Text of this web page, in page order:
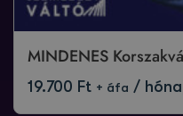
MINDENES
19.700 Ft + áfa /